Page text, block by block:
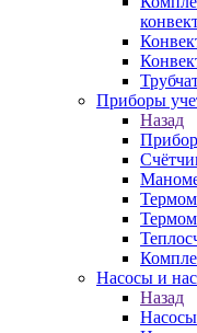
Приборы
Назад
Насосы и
Назад